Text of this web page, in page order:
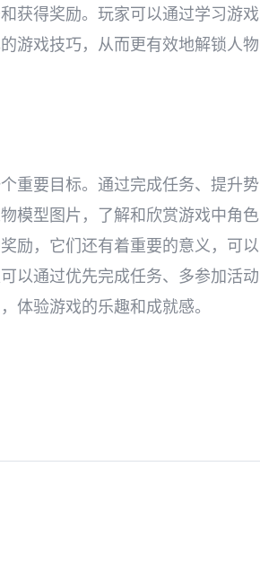
获得奖励。玩家可以通过学习游戏
游戏技巧，从而更有效地解锁人物
重要目标。通过完成任务、提升势
模型图片，了解和欣赏游戏中角色
励，它们还有着重要的意义，可以
以通过优先完成任务、多参加活动
体验游戏的乐趣和成就感。